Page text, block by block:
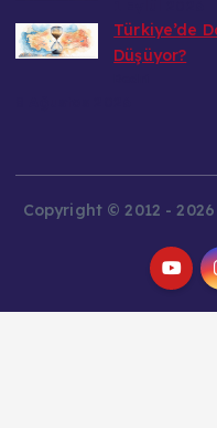
Türkiye’de
Düşüyor?
Copyright © 2012 -